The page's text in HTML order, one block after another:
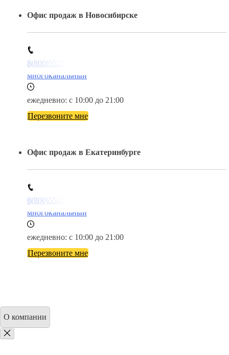
Офис продаж в Новосибирске
8(800)5527584
многоканальный
ежедневно: с 10:00 до 21:00
Перезвоните мне
Офис продаж в Екатеринбурге
8(800)5527584
многоканальный
ежедневно: с 10:00 до 21:00
Перезвоните мне
О компании